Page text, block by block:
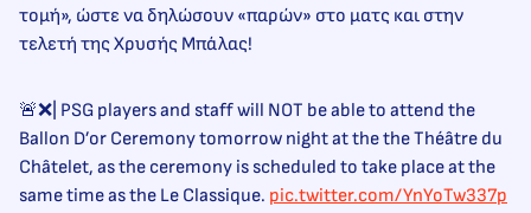
τομή», ώστε να δηλώσουν «παρών» στο ματς και στην
τελετή της Χρυσής Μπάλας!
🚨❌| PSG players and staff will NOT be able to attend the
Ballon D’or Ceremony tomorrow night at the the Théâtre du
Châtelet, as the ceremony is scheduled to take place at the
same time as the Le Classique. pic.twitter.com/YnYoTw337p